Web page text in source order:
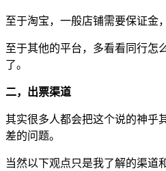
至于淘宝，一般店铺需要保证金
至于其他的平台，多看看同行怎
了。
二，出票渠道
其实很多人都会把这个说的神乎
差的问题。
当然以下观点只是我了解的渠道